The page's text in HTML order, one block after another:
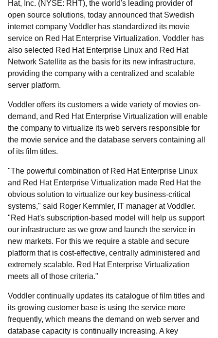
Hat, Inc. (NYSE: RHT), the world's leading provider of
open source solutions, today announced that Swedish
internet company Voddler has standardized its movie
service on Red Hat Enterprise Virtualization. Voddler has
also selected Red Hat Enterprise Linux and Red Hat
Network Satellite as the basis for its new infrastructure,
providing the company with a centralized and scalable
server platform.
Voddler offers its customers a wide variety of movies on-
demand, and Red Hat Enterprise Virtualization will enable
the company to virtualize its web servers responsible for
the movie service and the database servers containing all
of its film titles.
"The powerful combination of Red Hat Enterprise Linux
and Red Hat Enterprise Virtualization made Red Hat the
obvious solution to virtualize our key business-critical
systems," said Roger Kemmler, IT manager at Voddler.
"Red Hat's subscription-based model will help us support
our infrastructure as we grow and launch the service in
new markets. For this we require a stable and secure
platform that is cost-effective, centrally administered and
extremely scalable. Red Hat Enterprise Virtualization
meets all of those criteria."
Voddler continually updates its catalogue of film titles and
its growing customer base is using the service more
frequently, which means the demand on web server and
database capacity is continually increasing. A key